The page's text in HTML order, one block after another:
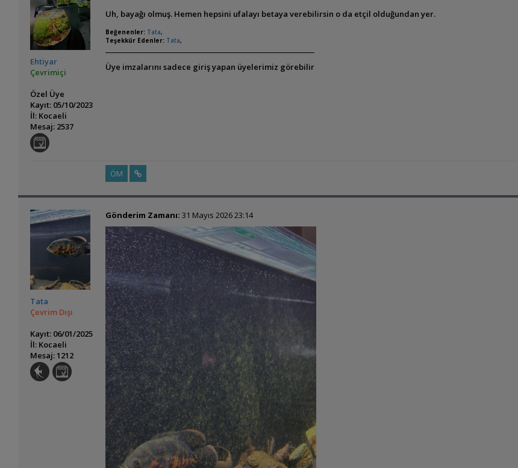
Ehtiyar
Çevrimiçi
Özel Üye
Kayıt: 05/10/2023
İl: Kocaeli
Mesaj: 2537
Uh, bayağı olmuş. Hemen hepsini ufalayı betaya verebilirsin o da etçil olduğundan yer.
Beğenenler: Tata,
Teşekkür Edenler: Tata,
Üye imzalarını sadece giriş yapan üyelerimiz görebilir
ÖM
Tata
Çevrim Dışı
Kayıt: 06/01/2025
İl: Kocaeli
Mesaj: 1212
Gönderim Zamanı: 31 Mayıs 2026 23:14